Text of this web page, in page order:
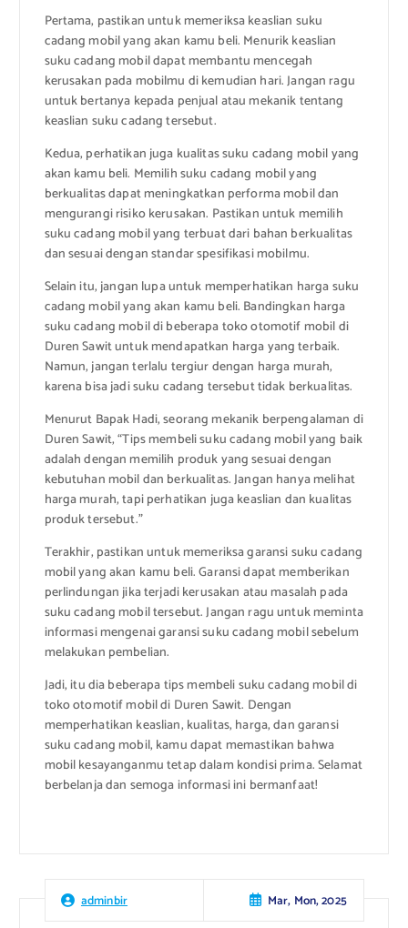
Pertama, pastikan untuk memeriksa keaslian suku
cadang mobil yang akan kamu beli. Menurik keaslian
suku cadang mobil dapat membantu mencegah
kerusakan pada mobilmu di kemudian hari. Jangan ragu
untuk bertanya kepada penjual atau mekanik tentang
keaslian suku cadang tersebut.
Kedua, perhatikan juga kualitas suku cadang mobil yang
akan kamu beli. Memilih suku cadang mobil yang
berkualitas dapat meningkatkan performa mobil dan
mengurangi risiko kerusakan. Pastikan untuk memilih
suku cadang mobil yang terbuat dari bahan berkualitas
dan sesuai dengan standar spesifikasi mobilmu.
Selain itu, jangan lupa untuk memperhatikan harga suku
cadang mobil yang akan kamu beli. Bandingkan harga
suku cadang mobil di beberapa toko otomotif mobil di
Duren Sawit untuk mendapatkan harga yang terbaik.
Namun, jangan terlalu tergiur dengan harga murah,
karena bisa jadi suku cadang tersebut tidak berkualitas.
Menurut Bapak Hadi, seorang mekanik berpengalaman di
Duren Sawit, “Tips membeli suku cadang mobil yang baik
adalah dengan memilih produk yang sesuai dengan
kebutuhan mobil dan berkualitas. Jangan hanya melihat
harga murah, tapi perhatikan juga keaslian dan kualitas
produk tersebut.”
Terakhir, pastikan untuk memeriksa garansi suku cadang
mobil yang akan kamu beli. Garansi dapat memberikan
perlindungan jika terjadi kerusakan atau masalah pada
suku cadang mobil tersebut. Jangan ragu untuk meminta
informasi mengenai garansi suku cadang mobil sebelum
melakukan pembelian.
Jadi, itu dia beberapa tips membeli suku cadang mobil di
toko otomotif mobil di Duren Sawit. Dengan
memperhatikan keaslian, kualitas, harga, dan garansi
suku cadang mobil, kamu dapat memastikan bahwa
mobil kesayanganmu tetap dalam kondisi prima. Selamat
berbelanja dan semoga informasi ini bermanfaat!
adminbir Mar, Mon, 2025